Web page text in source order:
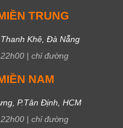
TRUNG
Khê, Đà Nẵng
22h00 | chỉ đường
NAM
P.Tân Định, HCM
22h00 | chỉ đường